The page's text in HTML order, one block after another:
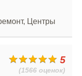
Центры
5
(1566 оценок)